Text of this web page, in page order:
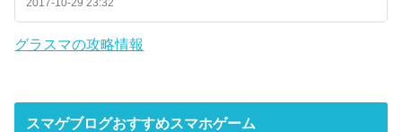
2017-10-29 23:32
グラスマの攻略情報
スマゲブログおすすめスマホゲーム